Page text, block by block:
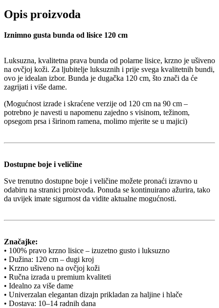
Opis proizvoda
Iznimno gusta bunda od lisice 120 cm
Luksuzna, kvalitetna prava bunda od polarne lisice, krzno je ušiveno
na ovčjoj koži. Za ljubitelje luksuznih i prije svega kvalitetnih bundi,
ovo je idealan izbor. Bunda je dugačka 120 cm, što znači da će
zagrijati i više dame.
(Mogućnost izrade i skraćene verzije od 120 cm na 90 cm –
potrebno je navesti u napomenu zajedno s visinom, težinom,
opsegom prsa i širinom ramena, molimo mjerite se u majici)
Dostupne boje i veličine
Sve trenutno dostupne boje i veličine možete pronaći izravno u
odabiru na stranici proizvoda. Ponuda se kontinuirano ažurira, tako
da uvijek imate sigurnost da vidite aktualne mogućnosti.
Značajke:
• 100% pravo krzno lisice – izuzetno gusto i luksuzno
• Dužina: 120 cm – dugi kroj
• Krzno ušiveno na ovčjoj koži
• Ručna izrada u premium kvaliteti
• Idealno za više dame
• Univerzalan elegantan dizajn prikladan za haljine i hlače
• Dostava: 10–14 radnih dana